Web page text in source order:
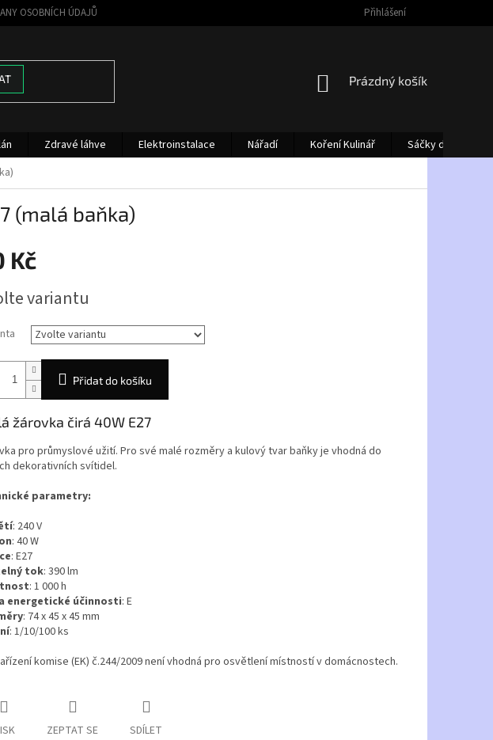
OSOBNÍCH ÚDAJŮ Přihlášení
NÁKUPNÍ
Prázdný košík
Zdravé láhve Elektroinstalace Nářadí Koření Kulinář
Sáčky do
(malá baňka)
Kč
variantu
Přidat do košíku
žárovka čirá 40W E27
pro průmyslové užití. Pro své malé rozměry a kulový tvar baňky je vhodná do
dekorativních svítidel.
parametry:
: 240 V
: 40 W
: E27
tok: 390 lm
: 1 000 h
energetické účinnosti: E
: 74 x 45 x 45 mm
: 1/10/100 ks
komise (EK) č.244/2009 není vhodná pro osvětlení místností v domácnostech.
ZEPTAT SE SDÍLET